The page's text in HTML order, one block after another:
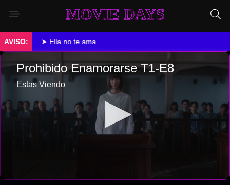
MOVIE DAYS
➤ Ella no te ama.